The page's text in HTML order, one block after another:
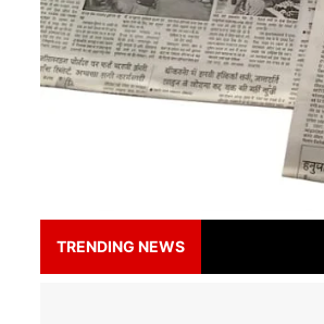
TRENDING NEWS